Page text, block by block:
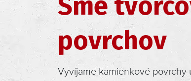
povrchov
Vyvíjame kamienkové povrchy